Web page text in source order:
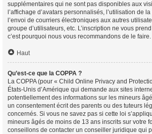
supplémentaires qui ne sont pas disponibles aux
l’affichage d’avatars personnalisés, l’utilisation de
l’envoi de courriers électroniques aux autres
groupe d’utilisateurs, etc. L’inscription ne vous
c’est pourquoi nous vous recommandons de le faire.
Haut
Qu’est-ce que la COPPA ?
La COPPA (pour « Child Online Privacy and
États-Unis d’Amérique qui demande aux sites
potentiellement des informations sur les mineurs
un consentement écrit des parents ou des tuteurs
concernés. Si vous ne savez pas si cette loi
mineurs âgés de moins de 13 ans inscrits sur votre
conseillons de contacter un conseiller juridique qui